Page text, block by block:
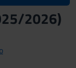
2026)